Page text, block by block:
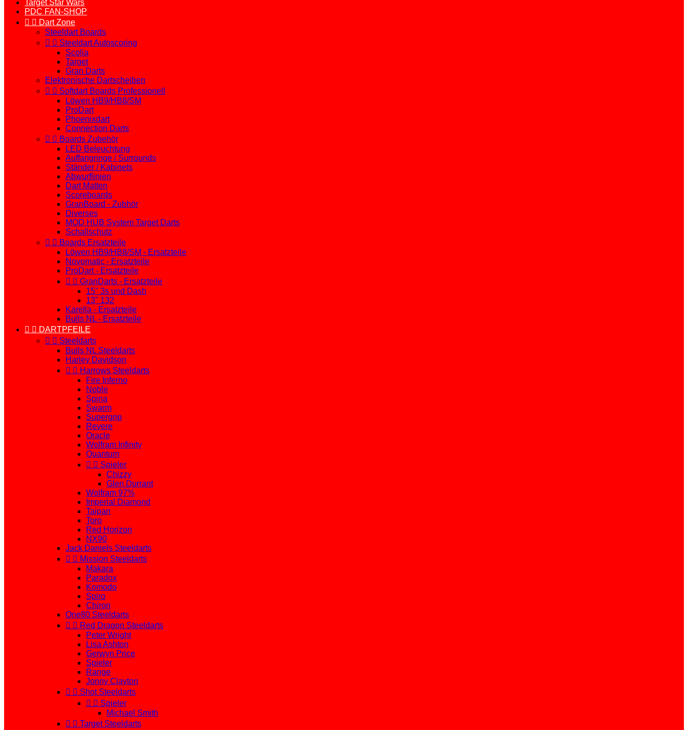
Target Star Wars
PDC FAN-SHOP
  Dart Zone
Steeldart Boards
  Steeldart Autoscoring
Scolia
Target
Gran Darts
Elektronische Dartscheiben
  Softdart Boards Professionell
Löwen HB9/HB8/SM
ProDart
Phoenixdart
Connection Darts
  Boards Zubehör
LED Beleuchtung
Auffangringe / Surrounds
Ständer / Kabinets
Abwurflinien
Dart Matten
Scoreboards
GranBoard - Zubhör
Diverses
MOD HUB System Target Darts
Schallschutz
  Boards Ersatzteile
Löwen HB9/HB8/SM - Ersatzteile
Novomatic - Ersatzteile
ProDart - Ersatzteile
  GranDarts - Ersatzteile
15" 3s und Dash
13" 132
Karella - Ersatzteile
Bulls NL - Ersatzteile
  DARTPFEILE
  Steeldarts
Bulls NL Steeldarts
Harley Davidson
  Harrows Steeldarts
Fire Inferno
Noble
Spina
Swarm
Supergrip
Revere
Oracle
Wolfram Infinity
Quantum
  Spieler
Chizzy
Glen Durrant
Wolfram 97%
Imperial Diamond
Taipan
Toro
Red Horizon
NX90
Jack Daniels Steeldarts
  Mission Steeldarts
Makara
Paradox
Komodo
Spiro
Chiron
One80 Steeldarts
  Red Dragon Steeldarts
Peter Wright
Lisa Ashton
Gerwyn Price
Spieler
Range
Jonny Clayton
  Shot Steeldarts
  Spieler
Michael Smith
  Target Steeldarts